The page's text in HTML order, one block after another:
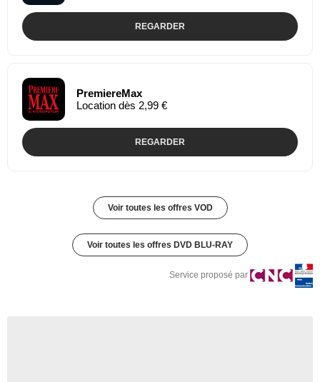
REGARDER
PremiereMax
Location dès 2,99 €
REGARDER
Voir toutes les offres VOD
Voir toutes les offres DVD BLU-RAY
Service proposé par